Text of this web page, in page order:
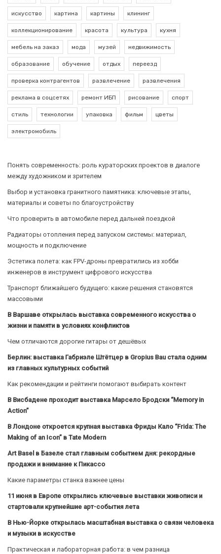
искусство картина картины клининг
коллекционирование красота культура кухня
мебель на заказ мода музей недвижимость
образование обучение отдых переезд
проверка контрагентов развлечение развлечения
реклама в соцсетях ремонт ИБП рисование спорт
стиль технологии упаковка фильм цветы
электромобиль
Понять современность: роль кураторских проектов в диалоге
между художником и зрителем
Выбор и установка гранитного памятника: ключевые этапы,
материалы и советы по благоустройству
Что проверить в автомобиле перед дальней поездкой
Радиаторы отопления перед запуском системы: материал,
мощность и подключение
Эстетика полета: как FPV-дроны превратились из хобби
инженеров в инструмент цифрового искусства
Транспорт ближайшего будущего: какие решения становятся
массовыми
В Варшаве открылась выставка современного искусства о
жизни и памяти в условиях конфликтов
Чем отличаются дорогие гитары от дешёвых
Берлин: выставка Габриэле Штётцер в Gropius Bau стала одним
из главных культурных событий
Как рекомендации и рейтинги помогают выбирать контент
В Висбадене проходит выставка Марсело Бродски “Memory in
Action”
В Лондоне откроется крупная выставка Фриды Кало “Frida: The
Making of an Icon” в Tate Modern
Art Basel в Базеле стал главным событием дня: рекордные
продажи и внимание к Пикассо
Какие параметры станка важнее цены
11 июня в Европе открылись ключевые выставки живописи и
стартовали крупнейшие арт-события лета
В Нью-Йорке открылась масштабная выставка о связи человека
и музыки в искусстве
Практическая и лабораторная работа: в чем разница